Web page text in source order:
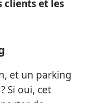
clients et les
et un parking
Si oui, cet